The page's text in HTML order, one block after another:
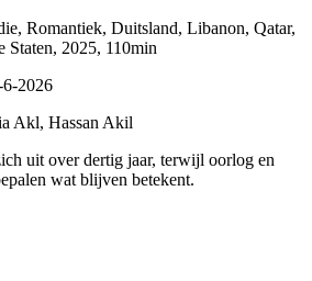
Romantiek, Duitsland, Libanon, Qatar,
Staten, 2025, 110min
6-2026
Akl, Hassan Akil
uit over dertig jaar, terwijl oorlog en
wat blijven betekent.